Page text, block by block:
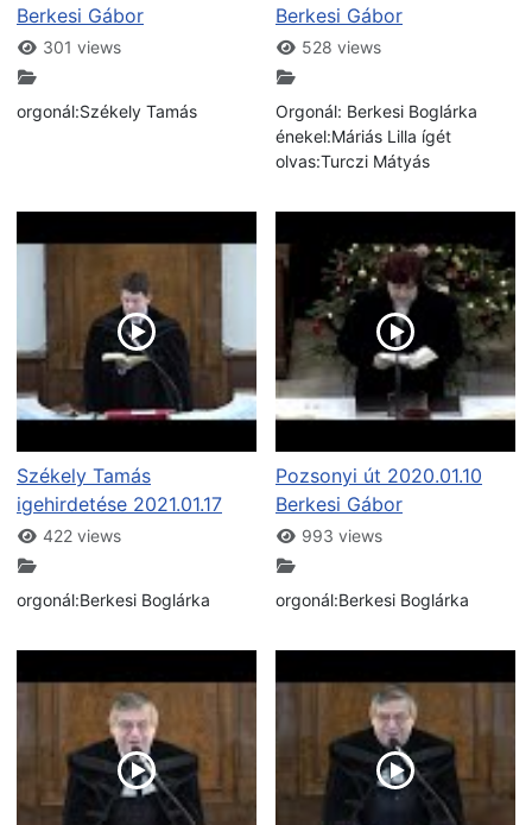
Berkesi Gábor
301 views
orgonál:Székely Tamás
Berkesi Gábor
528 views
Orgonál: Berkesi Boglárka
énekel:Máriás Lilla ígét
olvas:Turczi Mátyás
Székely Tamás
igehirdetése 2021.01.17
422 views
orgonál:Berkesi Boglárka
Pozsonyi út 2020.01.10
Berkesi Gábor
993 views
orgonál:Berkesi Boglárka